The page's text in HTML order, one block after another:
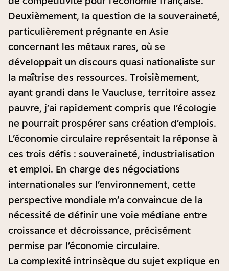
Deuxièmement, la question de la souveraineté,
particulièrement prégnante en Asie
concernant les métaux rares, où se
développait un discours quasi nationaliste sur
la maîtrise des ressources. Troisièmement,
ayant grandi dans le Vaucluse, territoire assez
pauvre, j’ai rapidement compris que l’écologie
ne pourrait prospérer sans création d’emplois.
L’économie circulaire représentait la réponse à
ces trois défis : souveraineté, industrialisation
et emploi. En charge des négociations
internationales sur l’environnement, cette
perspective mondiale m’a convaincue de la
nécessité de définir une voie médiane entre
croissance et décroissance, précisément
permise par l’économie circulaire.
La complexité intrinsèque du sujet explique en